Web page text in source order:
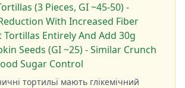
(3 Pieces, GI ~45-50) -
With Increased Fiber
Entirely And Add 30g
Seeds (GI ~25) - Similar Crunch
Sugar Control
тортильї мають глікемічний